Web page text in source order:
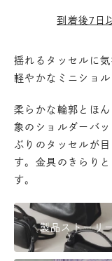
丸の内店 - 在庫
渋谷店 - 在庫 -
六本木店 - 在庫
日本橋店- 在庫
自由が丘店- 在
到着後7日
揺れるタッセルに
軽やかなミニショル
柔らかな輪郭とほ
象のショルダーバ
ぶりのタッセルが
す。金具のきらり
す。
製品ストーリ